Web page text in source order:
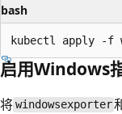
bash
启用Windows
将windowsexporter